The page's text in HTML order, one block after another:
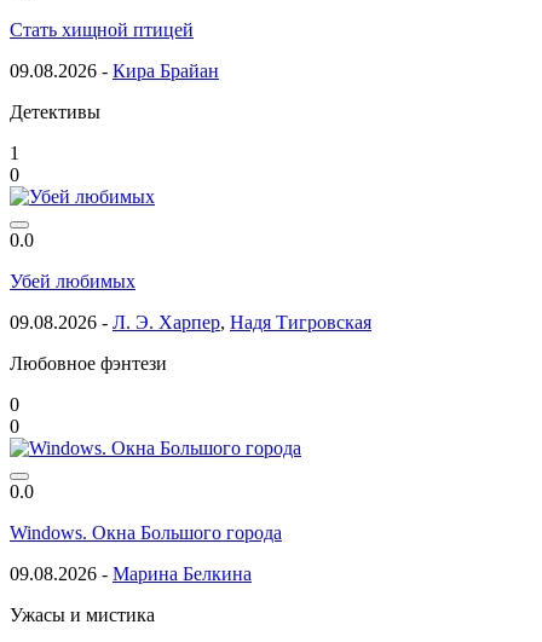
Стать хищной птицей
09.08.2026 - Кира Брайан
Детективы
1
0
0.0
Убей любимых
09.08.2026 - Л. Э. Харпер, Надя Тигровская
Любовное фэнтези
0
0
0.0
Windows. Окна Большого города
09.08.2026 - Марина Белкина
Ужасы и мистика